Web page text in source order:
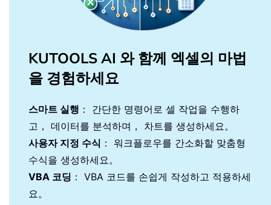
KUTOOLS AI 와 함께 엑셀의 마법
을 경험하세요
스마트 실행 ： 간단한 명령어로 셀 작업을 수행하
고， 데이터를 분석하며， 차트를 생성하세요。
사용자 지정 수식 ： 워크플로우를 간소화할 맞춤형
수식을 생성하세요。
VBA 코딩 ： VBA 코드를 손쉽게 작성하고 적용하세
요。